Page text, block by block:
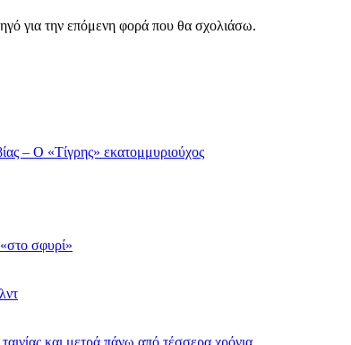
για την επόμενη φορά που θα σχολιάσω.
– Ο «Τίγρης» εκατομμυριούχος
σφυρί»
και μετρά πάνω από τέσσερα χρόνια